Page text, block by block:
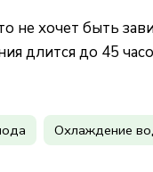
не хочет быть
длится до 45
Охлаждение